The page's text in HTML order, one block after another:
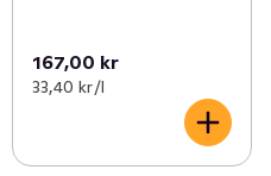
167,00 kr
33,40 kr /l